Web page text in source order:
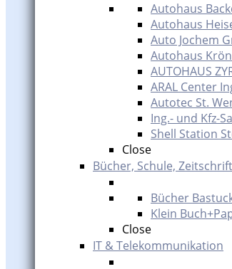
Autohaus
Autohaus
Auto Jochem
Autohaus
AUTOHAUS
ARAL Center
Autotec St.
Ing.- und Kfz-
Shell Station
Close
Bücher, Schule,
Bücher
Klein
Close
IT & Telekommunikation